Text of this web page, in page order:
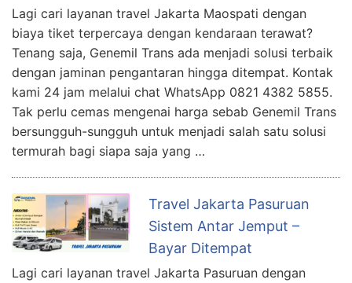
Lagi cari layanan travel Jakarta Maospati dengan
biaya tiket terpercaya dengan kendaraan terawat?
Tenang saja, Genemil Trans ada menjadi solusi terbaik
dengan jaminan pengantaran hingga ditempat. Kontak
kami 24 jam melalui chat WhatsApp 0821 4382 5855.
Tak perlu cemas mengenai harga sebab Genemil Trans
bersungguh-sungguh untuk menjadi salah satu solusi
termurah bagi siapa saja yang …
Travel Jakarta Pasuruan
Sistem Antar Jemput –
Bayar Ditempat
Lagi cari layanan travel Jakarta Pasuruan dengan